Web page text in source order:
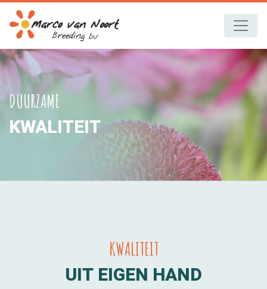
DUURZAME
KWALITEIT
KWALITEIT
UIT EIGEN HAND